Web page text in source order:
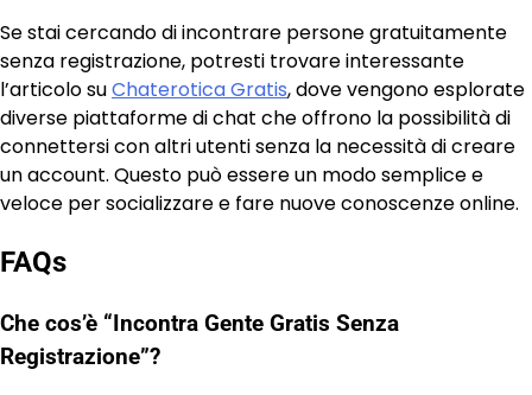
Se stai cercando di incontrare persone gratuitamente
senza registrazione, potresti trovare interessante
l’articolo suChaterotica Gratis, dove vengono esplorate
diverse piattaforme di chat che offrono la possibilità di
connettersi con altri utenti senza la necessità di creare
un account. Questo può essere un modo semplice e
veloce per socializzare e fare nuove conoscenze online.
FAQs
Che cos’è “Incontra Gente Gratis Senza
Registrazione”?